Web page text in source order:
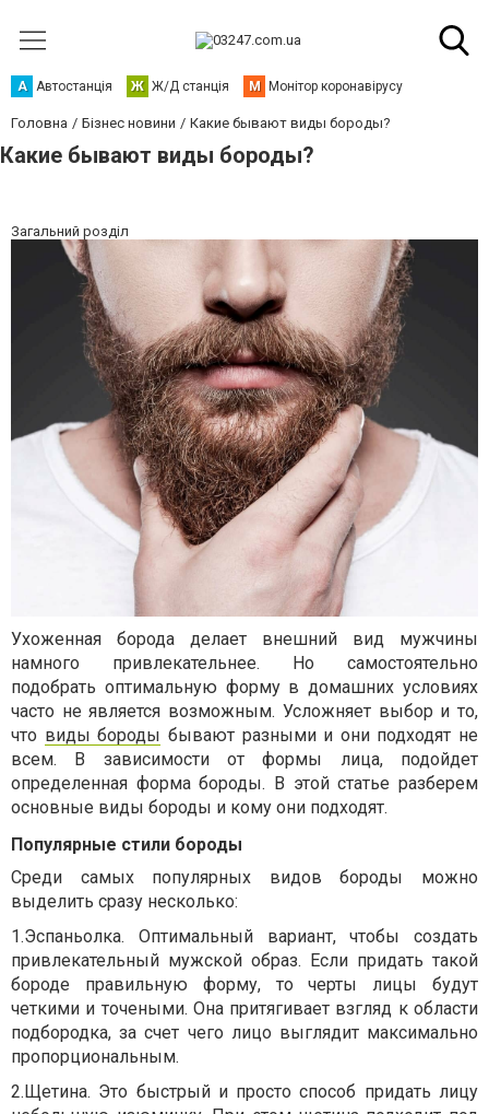
А Автостанція Ж Ж/Д станція М Монітор коронавірусу
Головна Бізнес новини Какие бывают виды бороды?
Какие бывают виды бороды?
Загальний розділ
Ухоженная борода делает внешний вид мужчины
намного привлекательнее. Но самостоятельно
подобрать оптимальную форму в домашних условиях
часто не является возможным. Усложняет выбор и то,
что виды бороды бывают разными и они подходят не
всем. В зависимости от формы лица, подойдет
определенная форма бороды. В этой статье разберем
основные виды бороды и кому они подходят.
Популярные стили бороды
Среди самых популярных видов бороды можно
выделить сразу несколько:
1.Эспаньолка. Оптимальный вариант, чтобы создать
привлекательный мужской образ. Если придать такой
бороде правильную форму, то черты лицы будут
четкими и точеными. Она притягивает взгляд к области
подбородка, за счет чего лицо выглядит максимально
пропорциональным.
2.Щетина. Это быстрый и просто способ придать лицу